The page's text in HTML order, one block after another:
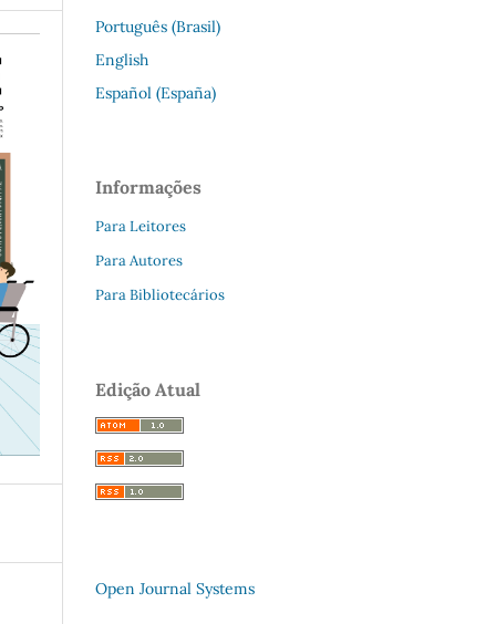
Português (Brasil)
English
Español (España)
Informações
Para Leitores
Para Autores
Para Bibliotecários
Edição Atual
Open Journal Systems